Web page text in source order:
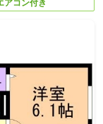
アコン付き